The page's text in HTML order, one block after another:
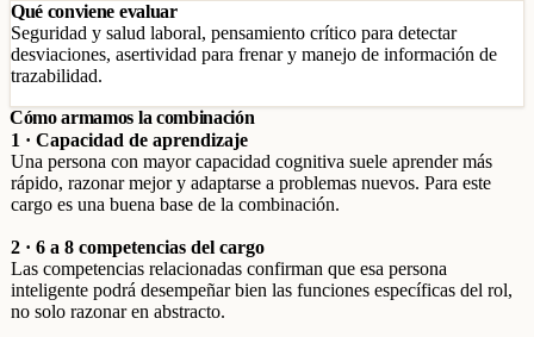
Qué conviene evaluar
Seguridad y salud laboral, pensamiento crítico para detectar
desviaciones, asertividad para frenar y manejo de información de
trazabilidad.
Cómo armamos la combinación
1 · Capacidad de aprendizaje
Una persona con mayor capacidad cognitiva suele aprender más
rápido, razonar mejor y adaptarse a problemas nuevos. Para este
cargo es una buena base de la combinación.
2 · 6 a 8 competencias del cargo
Las competencias relacionadas confirman que esa persona
inteligente podrá desempeñar bien las funciones específicas del rol,
no solo razonar en abstracto.